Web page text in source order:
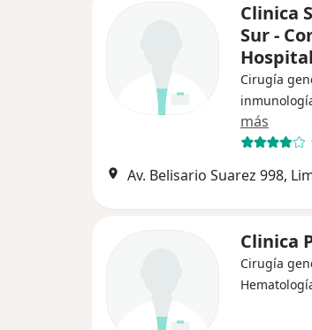
Clinica
Sur -
Cirugía
más
Av. Belisario Suarez 998,
Clinica
Cirugía